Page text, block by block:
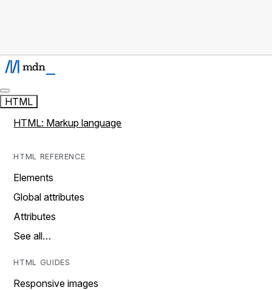
HTML
HTML: Markup language
HTML REFERENCE
Elements
Global attributes
Attributes
See all…
HTML GUIDES
Responsive images